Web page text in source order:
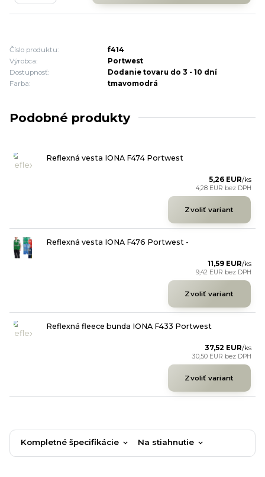
Číslo produktu:
f414
Výrobca:
Portwest
Dostupnosť:
Dodanie tovaru do 3 - 10 dní
Farba:
tmavomodrá
Podobné produkty
Reflexná vesta IONA F474 Portwest
5,26 EUR/ks
4,28 EUR bez DPH
Zvoliť variant
Reflexná vesta IONA F476 Portwest -
11,59 EUR/ks
9,42 EUR bez DPH
Zvoliť variant
Reflexná fleece bunda IONA F433 Portwest
37,52 EUR/ks
30,50 EUR bez DPH
Zvoliť variant
Kompletné špecifikácie Na stiahnutie